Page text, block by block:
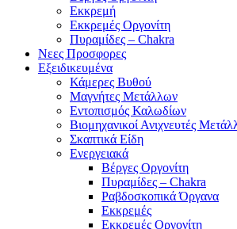
Εκκρεμή
Εκκρεμές Οργονίτη
Πυραμίδες – Chakra
Νεες Προσφορες
Εξειδικευμένα
Κάμερες Βυθού
Μαγνήτες Μετάλλων
Εντοπισμός Καλωδίων
Βιομηχανικοί Ανιχνευτές
Σκαπτικά Είδη
Ενεργειακά
Βέργες Οργονίτη
Πυραμίδες – Chakra
Ραβδοσκοπικά Όργανα
Εκκρεμές
Εκκρεμές Οργονίτη